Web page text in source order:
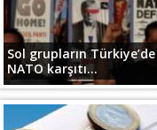
Sol grupların Türkiye’de
NATO karşıtı...